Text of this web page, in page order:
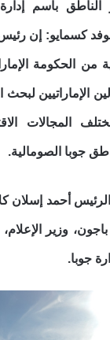
الناطق باسم
كسمايو: إن رئيس
من الحكومة
الإماراتيين لبحث
المجالات
جوبا الصومالية.
أحمد إسلان
باجون، وزير
جوبا.